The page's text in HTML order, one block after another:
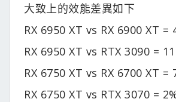
大致上的效能差異如下
RX 6950 XT vs RX 6900 XT =
RX 6950 XT vs RTX 3090 =
RX 6750 XT vs RX 6700 XT =
RX 6750 XT vs RTX 3070 =